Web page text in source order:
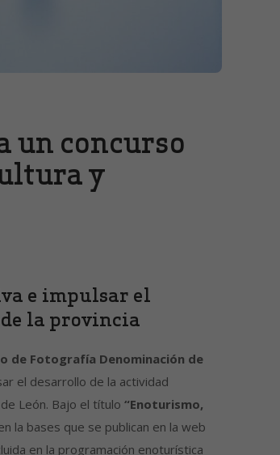
un concurso
y
e impulsar el
la provincia
de Fotografía Denominación de
el desarrollo de la actividad
León. Bajo el título “Enoturismo,
la bases que se publican en la web
en la programación enoturística